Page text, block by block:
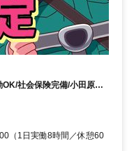
社会保険完備/小田原
（1日実働8時間／休憩60